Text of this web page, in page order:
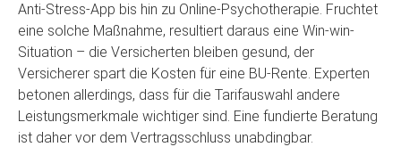
Anti-Stress-App bis hin zu Online-Psychotherapie. Fruchtet
eine solche Maßnahme, resultiert daraus eine Win-win-
Situation – die Versicherten bleiben gesund, der
Versicherer spart die Kosten für eine BU-Rente. Experten
betonen allerdings, dass für die Tarifauswahl andere
Leistungsmerkmale wichtiger sind. Eine fundierte Beratung
ist daher vor dem Vertragsschluss unabdingbar.